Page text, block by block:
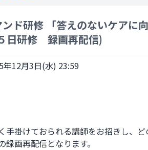
ド研修 「答えのないケア
日研修 録画再配信)
12月3日(水) 23:59
手掛けておられる講師をお招きし、
画再配信となります。